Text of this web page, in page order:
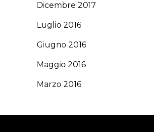
Dicembre 2017
Luglio 2016
Giugno 2016
Maggio 2016
Marzo 2016